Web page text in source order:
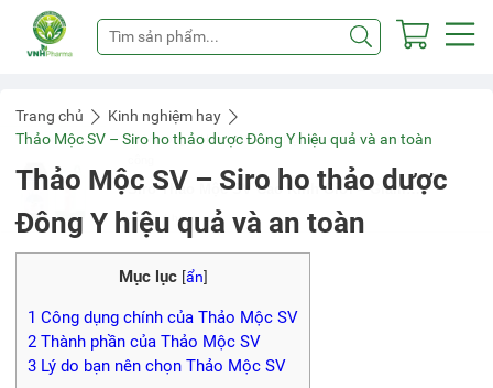
Trang chủ
Kinh nghiệm hay
Thảo Mộc SV – Siro ho thảo dược Đông Y hiệu quả và an toàn
Thảo Mộc SV – Siro ho thảo dược
Đông Y hiệu quả và an toàn
Mục lục [ẩn]
1 Công dụng chính của Thảo Mộc SV
2 Thành phần của Thảo Mộc SV
3 Lý do bạn nên chọn Thảo Mộc SV